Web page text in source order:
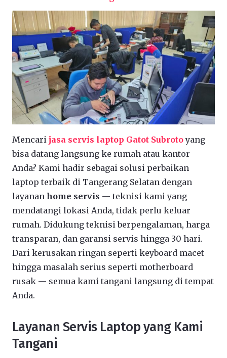
Mencari jasa servis laptop Gatot Subrotoyang
bisa datang langsung ke rumah atau kantor
Anda? Kami hadir sebagai solusi perbaikan
laptop terbaik di Tangerang Selatan dengan
layanan home servis — teknisi kami yang
mendatangi lokasi Anda, tidak perlu keluar
rumah. Didukung teknisi berpengalaman, harga
transparan, dan garansi servis hingga 30 hari.
Dari kerusakan ringan seperti keyboard macet
hingga masalah serius seperti motherboard
rusak — semua kami tangani langsung di tempat
Anda.
Layanan Servis Laptop yang Kami
Tangani